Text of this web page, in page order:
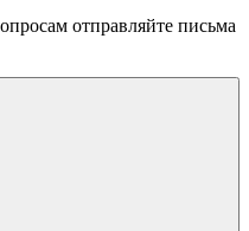
отправляйте письма